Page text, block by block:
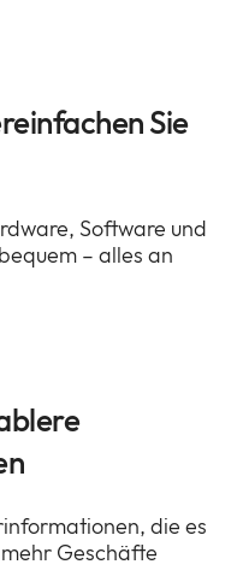
Sie
Software und
– alles an
die es
Geschäfte